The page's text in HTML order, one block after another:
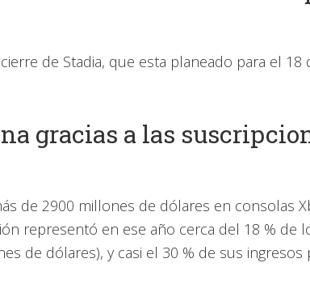
de Stadia, que esta planeado para el
gracias a las
de 2900 millones de dólares en consolas
representó en ese año cerca del 18 % de
de dólares), y casi el 30 % de sus ingresos